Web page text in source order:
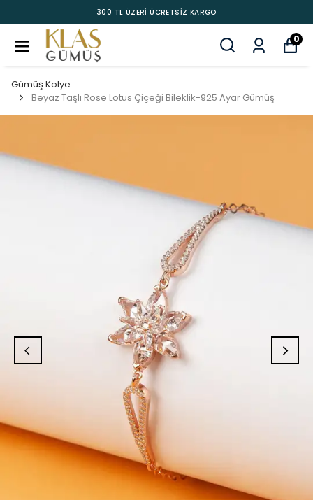
300 TL ÜZERİ ÜCRETSİZ KARGO
0
Gümüş Kolye
Beyaz Taşlı Rose Lotus Çiçeği Bileklik-925 Ayar Gümüş